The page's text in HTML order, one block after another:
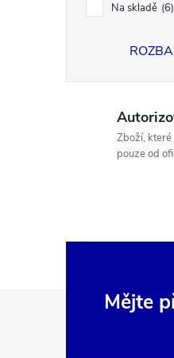
Na skladě 6
Zboží, které
pouze od
Mějte